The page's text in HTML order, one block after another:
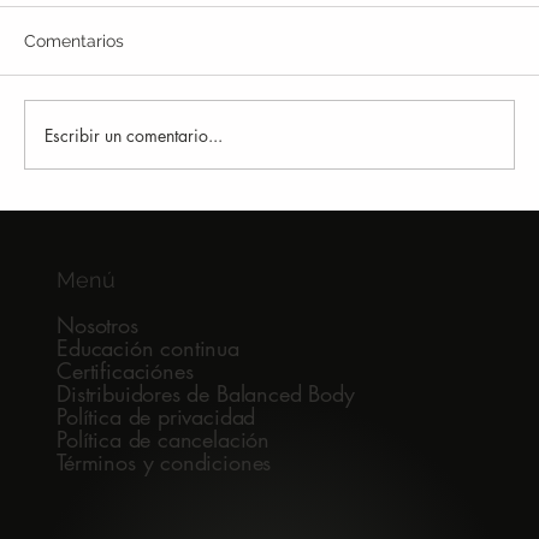
Comentarios
Escribir un comentario...
Menú
Nosotros
Educación continua
Certificaciónes
Distribuidores de Balanced Body
Política de privacidad
Política de cancelación
Términos y condiciones